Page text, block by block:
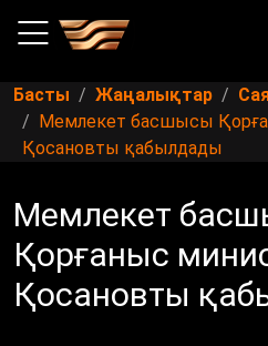
Басты Жаңалықтар
Мемлекет басшысы
Қосановты қабылдады
Мемлекет
Қорғаныс
Қосановты